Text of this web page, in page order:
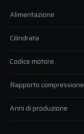
Alimentazione
Cilindrata
Codice motore
Rapporto compressione
Anni di produzione